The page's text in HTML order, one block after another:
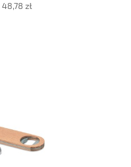
48,78 zł